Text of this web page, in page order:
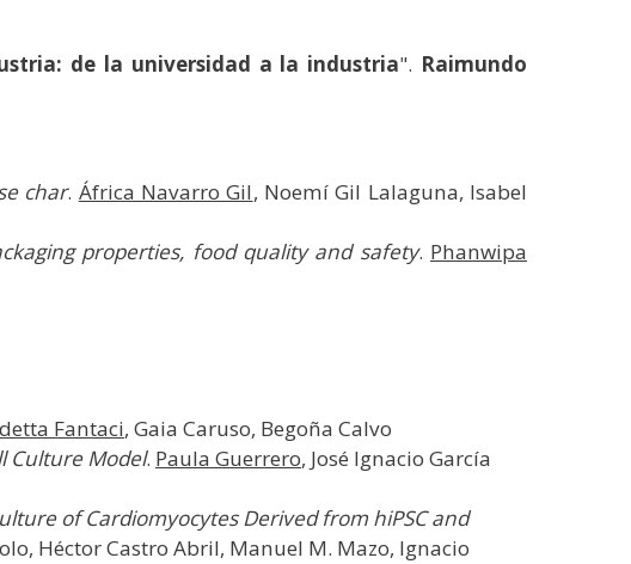
de la universidad a la industria". Raimundo
char. África Navarro Gil, Noemí Gil Lalaguna, Isabel
properties, food quality and safety. Phanwipa
Fantaci, Gaia Caruso, Begoña Calvo
Culture Model. Paula Guerrero, José Ignacio García
of Cardiomyocytes Derived from hiPSC and
Héctor Castro Abril, Manuel M. Mazo, Ignacio